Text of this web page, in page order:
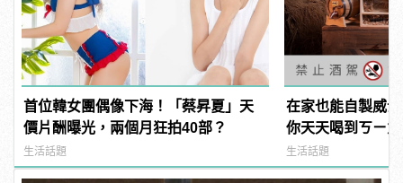
首位韓女團偶像下海！「蔡昇夏」天
價片酬曝光，兩個月狂拍40部？
生活話題
在家也能自製威
你天天喝到ㄎㄧ
生活話題